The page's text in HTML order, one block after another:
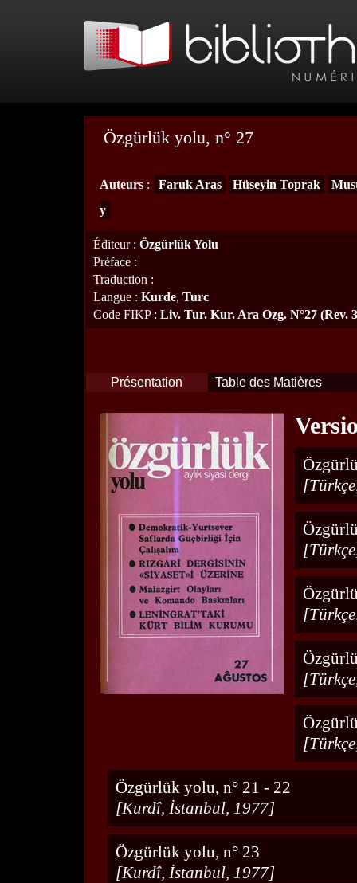
Özgürlük yolu, n° 27
Auteurs : Faruk Aras Hüseyin Toprak
y
Éditeur: Özgürlük Yolu
Préface :
Traduction :
Langue : Kurde, Turc
Code FIKP: Liv. Tur. Kur. Ara Ozg. N°27 (Rev.
Présentation Table des Matières
Özgürlük yolu, n° 21 - 22
[Kurdî, İstanbul, 1977]
Özgürlük yolu, n° 23
[Kurdî, İstanbul, 1977]